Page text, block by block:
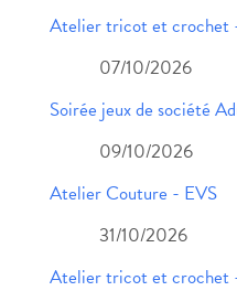
Atelier tricot et crochet
07/10/2026
Soirée jeux de société
09/10/2026
Atelier Couture - EVS
31/10/2026
Atelier tricot et crochet